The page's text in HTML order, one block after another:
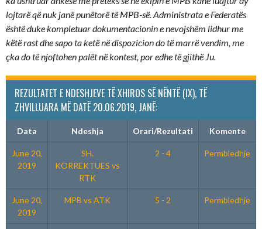
lojtarë që nuk janë punëtorë të MPB-së. Administrata e Federatës
është duke kompletuar dokumentacionin e nevojshëm lidhur me
këtë rast dhe sapo ta ketë në dispozicion do të marrë vendim, me
çka do të njoftohen palët në kontest, por edhe të gjithë Ju.
REZULTATET E NDESHJEVE TË XHIROS SË NËNTË (IX), TË
ZHVILLUARA MË DATË 20.06.2019, JANË:
Data Ndeshja Orari/Rezultati Komente
June 20,
2019
SH.
KORREKTUES vs
RTK
2 - 4 Permbledhje
June 20,
2019
MPB vs ATK 5 - 2 Permbledhje